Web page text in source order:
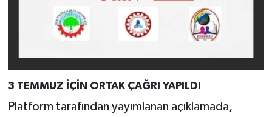
3 TEMMUZ İÇİN ORTAK ÇAĞRI YAPILDI
Platform tarafından yayımlanan açıklamada,